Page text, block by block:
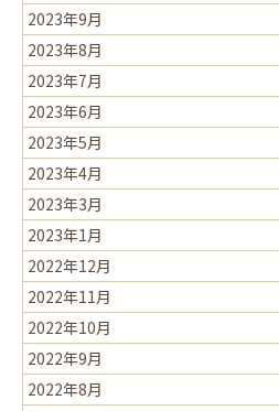
2023年9月
2023年8月
2023年7月
2023年6月
2023年5月
2023年4月
2023年3月
2023年1月
2022年12月
2022年11月
2022年10月
2022年9月
2022年8月